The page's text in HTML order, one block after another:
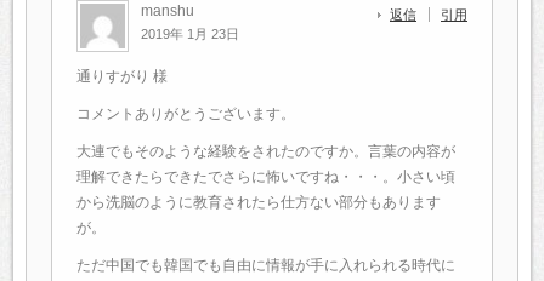
manshu
2019年 1月 23日
返信 引用
通りすがり 様
コメントありがとうございます。
大連でもそのような経験をされたのですか。言葉の内容が
理解できたらできたでさらに怖いですね・・・。小さい頃
から洗脳のように教育されたら仕方ない部分もあります
が。
ただ中国でも韓国でも自由に情報が手に入れられる時代に